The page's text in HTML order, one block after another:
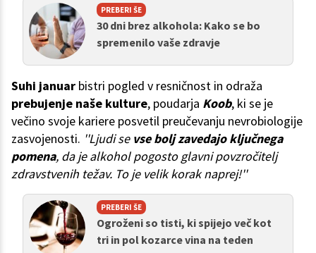
PREBERI ŠE
30 dni brez alkohola: Kako se bo
spremenilo vaše zdravje
Suhi januar bistri pogled v resničnost in odraža
prebujenje naše kulture, poudarja Koob, ki se je
večino svoje kariere posvetil preučevanju nevrobiologije
zasvojenosti. ''Ljudi se vse bolj zavedajo ključnega
pomena, da je alkohol pogosto glavni povzročitelj
zdravstvenih težav. To je velik korak naprej!''
PREBERI ŠE
Ogroženi so tisti, ki spijejo več kot
tri in pol kozarce vina na teden